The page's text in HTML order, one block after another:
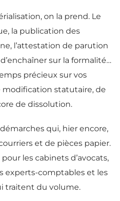
on la prend. Le
la publication des
l’attestation de parution
sur la formalité…
précieux sur vos
modification statutaire, de
de dissolution.
qui, hier encore,
et de pièces papier.
les cabinets d’avocats,
experts-comptables et les
traitent du volume.